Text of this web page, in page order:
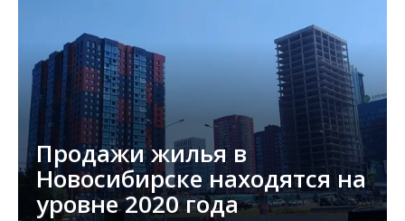
Продажи жилья в
Новосибирске находятся на
уровне 2020 года